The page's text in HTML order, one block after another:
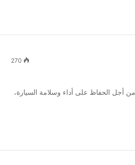
270
أجل الحفاظ على أداء وسلامة السيارة،